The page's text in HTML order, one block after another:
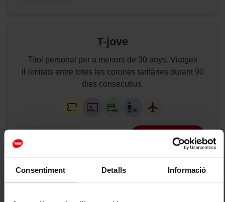
Consentiment Detalls Informació
T-jove
Títol personal per a menors de 30 anys. Viatges
il·limitats entre totes les corones tarifàries durant 90
dies consecutius.